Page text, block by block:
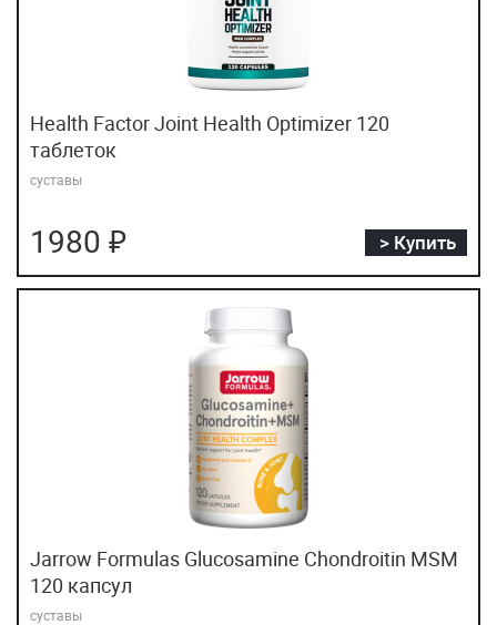
Health Factor Joint Health Optimizer 120
таблеток
суставы
1980 ₽ > Купить
Jarrow Formulas Glucosamine Chondroitin MSM
120 капсул
суставы